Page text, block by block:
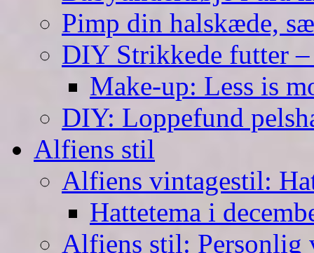
Pimp din halskæde,
DIY Strikkede futter
Make-up: Less is
DIY: Loppefund
Alfiens stil
Alfiens vintagestil:
Hattetema i
Alfiens stil: Personlig